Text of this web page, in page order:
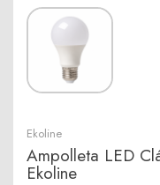
Ekoline
Ampolleta LED
Ekoline